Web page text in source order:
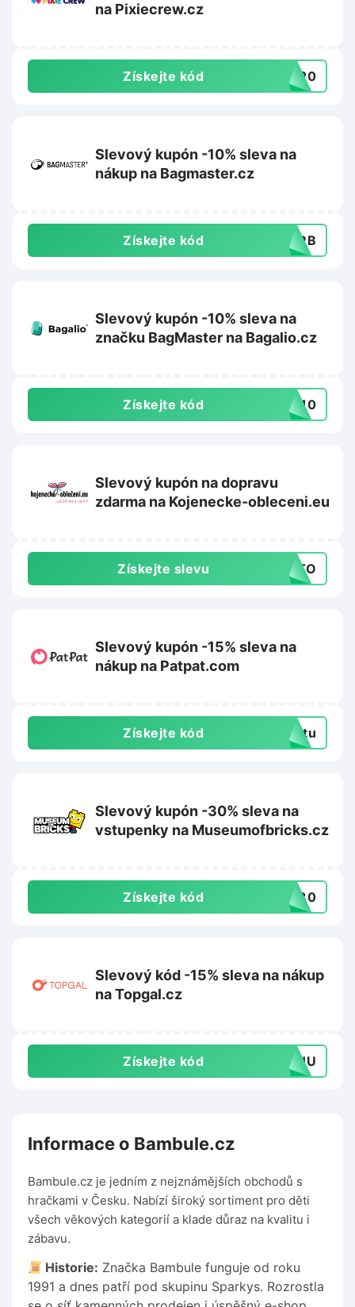
na Pixiecrew.cz
Získejte kód LE20
Slevový kupón -10% sleva na
nákup na Bagmaster.cz
Získejte kód GMRB
Slevový kupón -10% sleva na
značku BagMaster na Bagalio.cz
Získejte kód ER10
Slevový kupón na dopravu
zdarma na Kojenecke-obleceni.eu
Získejte slevu AUTO
Slevový kupón -15% sleva na
nákup na Patpat.com
Získejte kód extu
Slevový kupón -30% sleva na
vstupenky na Museumofbricks.cz
Získejte kód ER30
Slevový kód -15% sleva na nákup
na Topgal.cz
Získejte kód TOHU
Informace o Bambule.cz
Bambule.cz je jedním z nejznámějších obchodů s
hračkami v Česku. Nabízí široký sortiment pro děti
všech věkových kategorií a klade důraz na kvalitu i
zábavu.
Historie: Značka Bambule funguje od roku
1991 a dnes patří pod skupinu Sparkys. Rozrostla